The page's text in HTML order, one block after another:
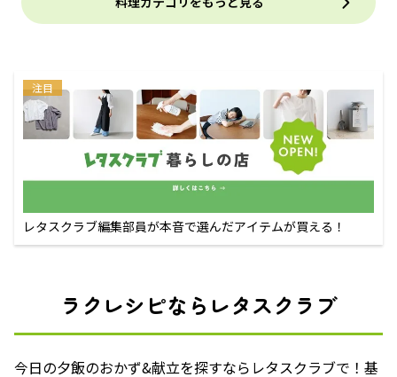
注目
レタスクラブ編集部員が本音で選んだアイテムが買える！
ラクレシピならレタスクラブ
今日の夕飯のおかず&献立を探すならレタスクラブで！基